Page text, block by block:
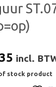
incl.
stock product